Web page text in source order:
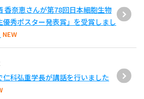
香奈恵さんが第78回日本細胞生物
秀ポスター発表賞」を受賞しまし
NEW
科弘重学長が講話を行いました